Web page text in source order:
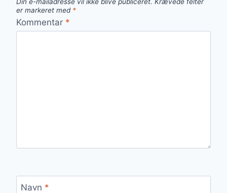
Din e-mailadresse vil ikke blive publiceret. Krævede felter
er markeret med *
Kommentar *
Navn *